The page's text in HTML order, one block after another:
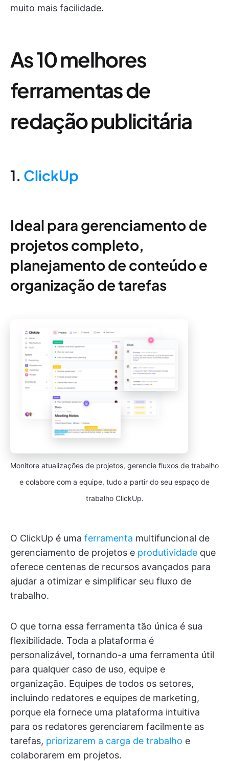
muito mais facilidade.
As 10 melhores
ferramentas de
redação publicitária
1. ClickUp
Ideal para gerenciamento de
projetos completo,
planejamento de conteúdo e
organização de tarefas
Monitore atualizações de projetos, gerencie fluxos de trabalho
e colabore com a equipe, tudo a partir do seu espaço de
trabalho ClickUp.
O ClickUp é uma ferramenta multifuncional de
gerenciamento de projetos e produtividade que
oferece centenas de recursos avançados para
ajudar a otimizar e simplificar seu fluxo de
trabalho.
O que torna essa ferramenta tão única é sua
flexibilidade. Toda a plataforma é
personalizável, tornando-a uma ferramenta útil
para qualquer caso de uso, equipe e
organização. Equipes de todos os setores,
incluindo redatores e equipes de marketing,
porque ela fornece uma plataforma intuitiva
para os redatores gerenciarem facilmente as
tarefas, priorizarem a carga de trabalho e
colaborarem em projetos.